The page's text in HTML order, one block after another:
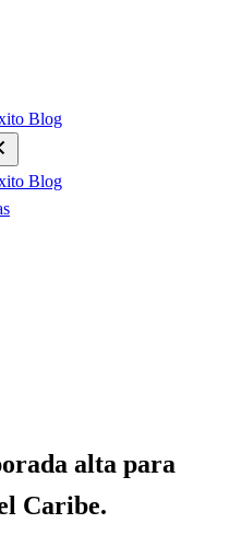
Blog
Blog
alta para
Caribe.